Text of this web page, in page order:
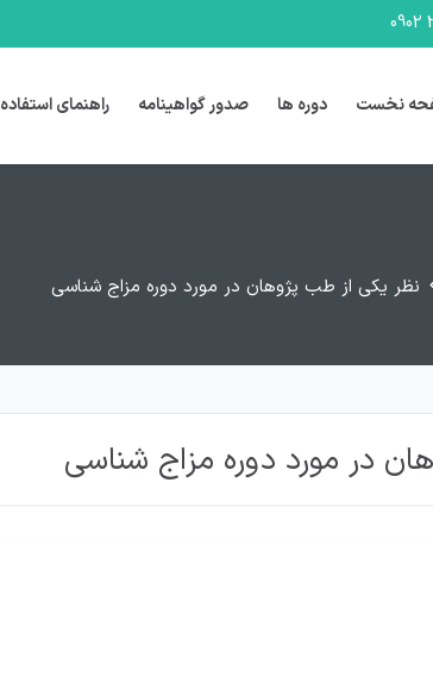
نخست دوره ها صدور گواهینامه راهنمای استفاده
نظر یکی از طب پژوهان در مورد دوره مزاج شناسی
در مورد دوره مزاج شناسی